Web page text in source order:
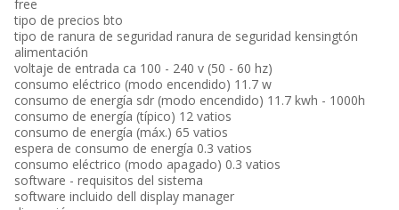
free
tipo de precios bto
tipo de ranura de seguridad ranura de seguridad kensingtón
alimentación
voltaje de entrada ca 100 - 240 v (50 - 60 hz)
consumo eléctrico (modo encendido) 11.7 w
consumo de energía sdr (modo encendido) 11.7 kwh - 1000h
consumo de energía (típico) 12 vatios
consumo de energía (máx.) 65 vatios
espera de consumo de energía 0.3 vatios
consumo eléctrico (modo apagado) 0.3 vatios
software - requisitos del sistema
software incluido dell display manager